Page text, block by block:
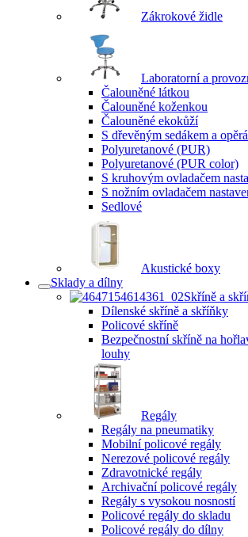
Zákrokové židle
Laboratorní a
Čalouněné látkou
Čalouněné koženkou
Čalouněné ekokůží
S dřevěným sedákem a
Polyuretanové (PUR)
Polyuretanové (PUR color)
S kruhovým ovladačem
S nožním ovladačem
Sedlové
Akustické boxy
Sklady a dílny
Skříně a
Dílenské skříně a skříňky
Policové skříně
Bezpečnostní skříně na
louhy
Regály
Regály na pneumatiky
Mobilní policové regály
Nerezové policové regály
Zdravotnické regály
Archivační policové regály
Regály s vysokou nosností
Policové regály do skladu
Policové regály do dílny